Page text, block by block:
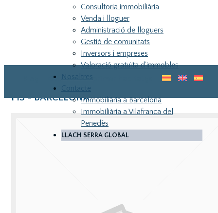
Guia pel teu primer habitatge
Consultoria immobiliària
Venda i lloguer
Administració de lloguers
Gestió de comunitats
Inversors i empreses
Valoració gratuïta d’immobles
Nosaltres
Contacte
Immobiliària a Barcelona
Immobiliària a Vilafranca del
Penedès
LLACH SERRA GLOBAL
PIS - BARCELONA